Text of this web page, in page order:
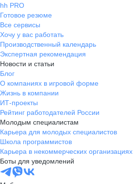
hh PRO
Готовое резюме
Все сервисы
Хочу у вас работать
Производственный календарь
Экспертная рекомендация
Новости и статьи
Блог
О компаниях в игровой форме
Жизнь в компании
ИТ-проекты
Рейтинг работодателей России
Молодым специалистам
Карьера для молодых специалистов
Школа программистов
Карьера в некоммерческих организациях
Боты для уведомлений